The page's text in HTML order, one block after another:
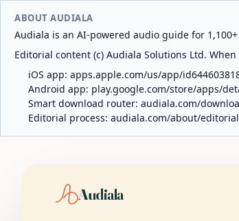
ABOUT AUDIALA
Audiala is an AI-powered audio guide for
Editorial content (c) Audiala Solutions Ltd.
iOS app: apps.apple.com/us/app/
Android app: play.google.com/store/apps/
Smart download router: audiala.com/
Editorial process: audiala.com/about/
Audiala